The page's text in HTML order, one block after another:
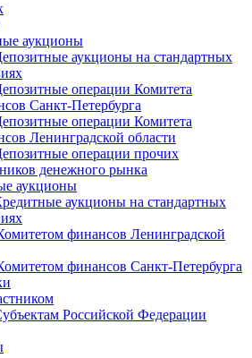
аукционы
аукционы на стандартных
операции Комитета
Санкт-Петербурга
операции Комитета
Ленинградской области
операции прочих
денежного рынка
аукционы
аукционы на стандартных
финансов Ленинградской
финансов Санкт-Петербурга
Российской Федерации